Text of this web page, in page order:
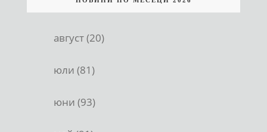
август (20)
юли (81)
юни (93)